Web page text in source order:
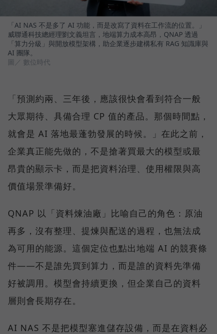
「AI NAS 不是多了 AI 功能，而是改寫了資料在工作流的位置。」
威聯通科技總經理劉文義坦言，地端算力成本高昂，QNAP 透過
「算力分級」與開放模型架構，助企業逐步建構私有 RAG 知識庫與
AI 團隊。
圖／ 數位時代
「預測約兩、三年後，應該很快會看到符合一般
大眾期待、具備合理 CP 值的產品。那個時間點，
就會是 AI 落地最蓬勃發展的時候。」在此之前，
企業真正能先做的，不是搶著買最大的模型或最
昂貴的顯示卡，而是把資料治理、使用權限與高
價值場景準備好。
QNAP 以「資料煉油廠」比喻自己的角色：原油
再多，沒有整理、提煉與配送的過程，也無法成
為可用的能源。這個定位也點出地端 AI 的競賽條
件——不是誰先買到算力，而是誰的資料先準備
好被調用。模型會持續更換，但企業自己的資料
層則會長期存在。
AI NAS 不是把模型塞進儲存設備，而是在資料必